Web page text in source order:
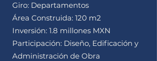
Giro: Departamentos
Área Construida: 120 m2
Inversión: 1.8 millones MXN
Participación: Diseño, Edificación y
Administración de Obra